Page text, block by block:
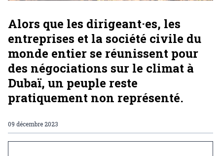
Alors que les dirigeant·es, les
entreprises et la société civile du
monde entier se réunissent pour
des négociations sur le climat à
Dubaï, un peuple reste
pratiquement non représenté.
09 décembre 2023